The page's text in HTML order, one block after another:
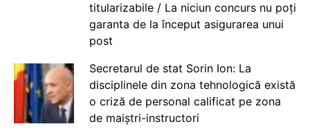
titularizabile / La niciun concurs nu poți
garanta de la început asigurarea unui
post
Secretarul de stat Sorin Ion: La
disciplinele din zona tehnologică există
o criză de personal calificat pe zona
de maiștri-instructori